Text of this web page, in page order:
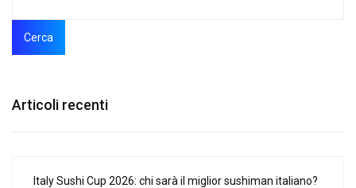
Cerca
Articoli recenti
Italy Sushi Cup 2026: chi sarà il miglior sushiman italiano?